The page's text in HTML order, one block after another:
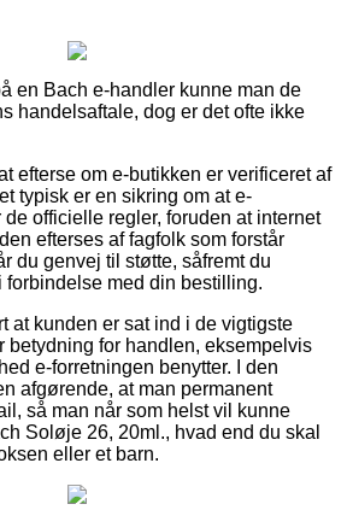
en Bach e-handler kunne man de
handelsaftale, dog er det ofte ikke
efterse om e-butikken er verificeret af
typisk er en sikring om at e-
officielle regler, foruden at internet
efterses af fagfolk som forstår
du genvej til støtte, såfremt du
forbindelse med din bestilling.
at kunden er sat ind i de vigtigste
betydning for handlen, eksempelvis
e-forretningen benytter. I den
afgørende, at man permanent
så man når som helst vil kunne
Soløje 26, 20ml., hvad end du skal
eller et barn.